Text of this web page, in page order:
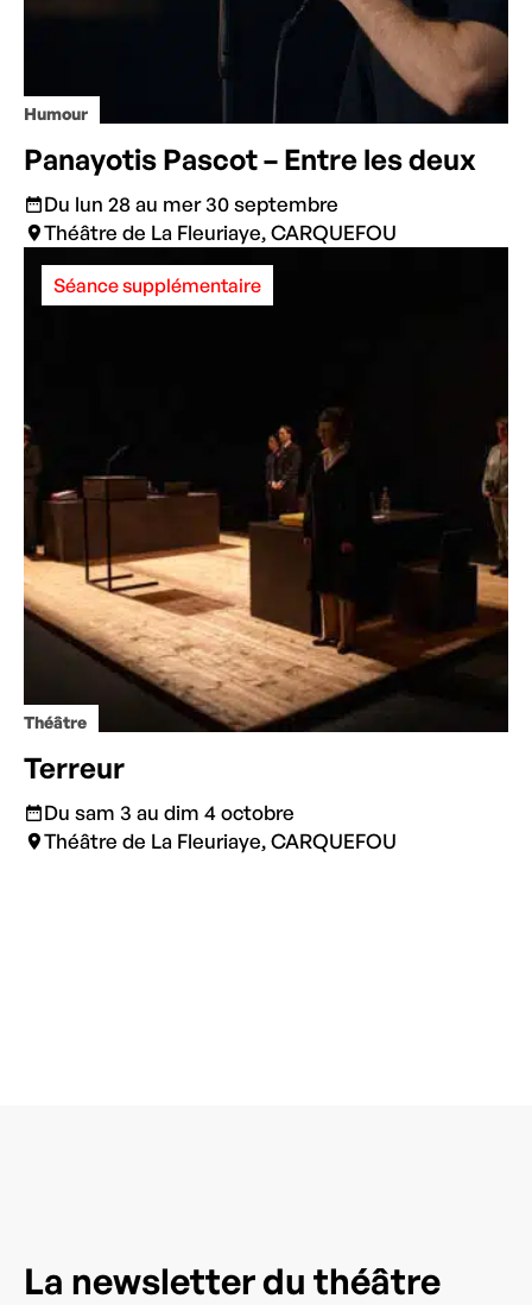
Humour
Panayotis Pascot – Entre les deux
Du lun 28 au mer 30 septembre
Théâtre de La Fleuriaye, CARQUEFOU
Théâtre
Séance supplémentaire
Terreur
Du sam 3 au dim 4 octobre
Théâtre de La Fleuriaye, CARQUEFOU
La newsletter du théâtre